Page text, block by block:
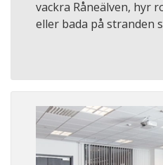
vackra Råneälven, hyr
eller bada på stranden